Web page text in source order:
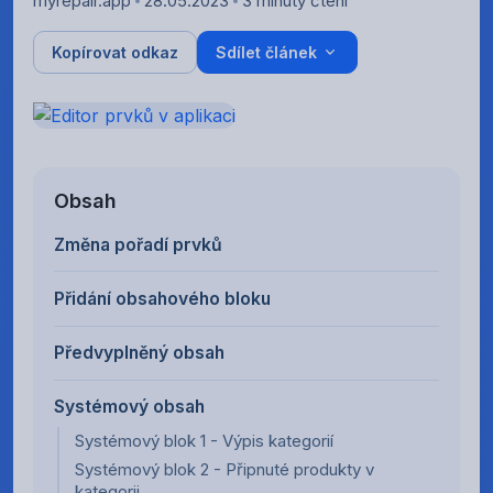
Kopírovat odkaz Sdílet článek
Obsah
Změna pořadí prvků
Přidání obsahového bloku
Předvyplněný obsah
Systémový obsah
Systémový blok 1 - Výpis kategorií
Systémový blok 2 - Připnuté produkty v